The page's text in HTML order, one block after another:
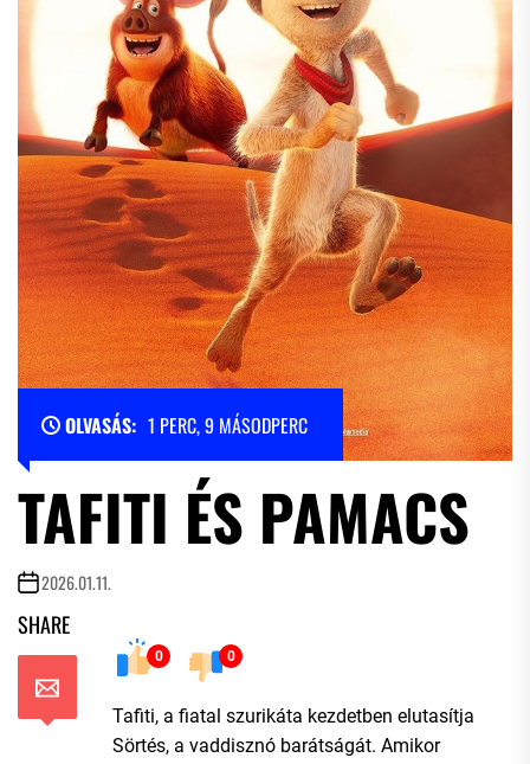
OLVASÁS: 1 PERC, 9 MÁSODPERC
TAFITI ÉS PAMACS
2026.01.11.
SHARE
0 0
Tafiti, a fiatal szurikáta kezdetben elutasítja
Sörtés, a vaddisznó barátságát. Amikor